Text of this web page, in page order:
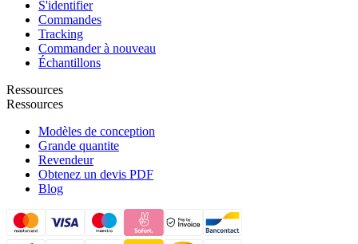
S'identifier
Commandes
Tracking
Commander à nouveau
Échantillons
Ressources
Ressources
Modèles de conception
Grande quantite
Revendeur
Obtenez un devis PDF
Blog